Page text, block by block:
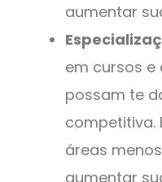
aumentar
em cursos
possam te
competitiva.
áreas
aumentar